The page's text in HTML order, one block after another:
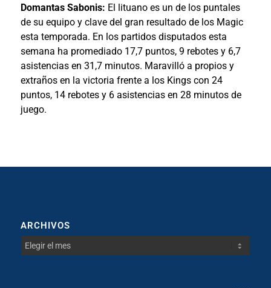
Domantas Sabonis: El lituano es un de los puntales
de su equipo y clave del gran resultado de los Magic
esta temporada. En los partidos disputados esta
semana ha promediado 17,7 puntos, 9 rebotes y 6,7
asistencias en 31,7 minutos. Maravilló a propios y
extraños en la victoria frente a los Kings con 24
puntos, 14 rebotes y 6 asistencias en 28 minutos de
juego.
ARCHIVOS